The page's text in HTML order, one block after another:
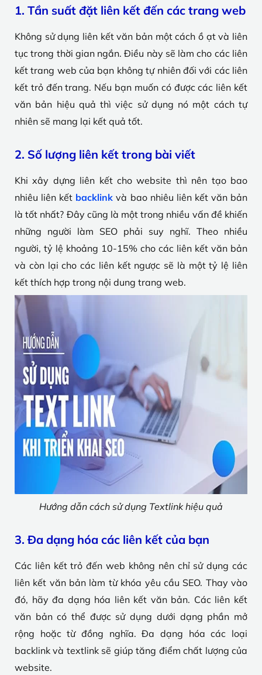
1. Tần suất đặt liên kết đến các trang web
Không sử dụng liên kết văn bản một cách ồ ạt và liên
tục trong thời gian ngắn. Điều này sẽ làm cho các liên
kết trang web của bạn không tự nhiên đối với các liên
kết trỏ đến trang. Nếu bạn muốn có được các liên kết
văn bản hiệu quả thì việc sử dụng nó một cách tự
nhiên sẽ mang lại kết quả tốt.
2. Số lượng liên kết trong bài viết
Khi xây dựng liên kết cho website thì nên tạo bao
nhiêu liên kết backlink và bao nhiêu liên kết văn bản
là tốt nhất? Đây cũng là một trong nhiều vấn đề khiến
những người làm SEO phải suy nghĩ. Theo nhiều
người, tỷ lệ khoảng 10-15% cho các liên kết văn bản
và còn lại cho các liên kết ngược sẽ là một tỷ lệ liên
kết thích hợp trong nội dung trang web.
Hướng dẫn cách sử dụng Textlink hiệu quả
3. Đa dạng hóa các liên kết của bạn
Các liên kết trỏ đến web không nên chỉ sử dụng các
liên kết văn bản làm từ khóa yêu cầu SEO. Thay vào
đó, hãy đa dạng hóa liên kết văn bản. Các liên kết
văn bản có thể được sử dụng dưới dạng phần mở
rộng hoặc từ đồng nghĩa. Đa dạng hóa các loại
backlink và textlink sẽ giúp tăng điểm chất lượng của
website.